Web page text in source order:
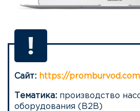
Сайт: https://
Тематика: производство
оборудования (B2B)